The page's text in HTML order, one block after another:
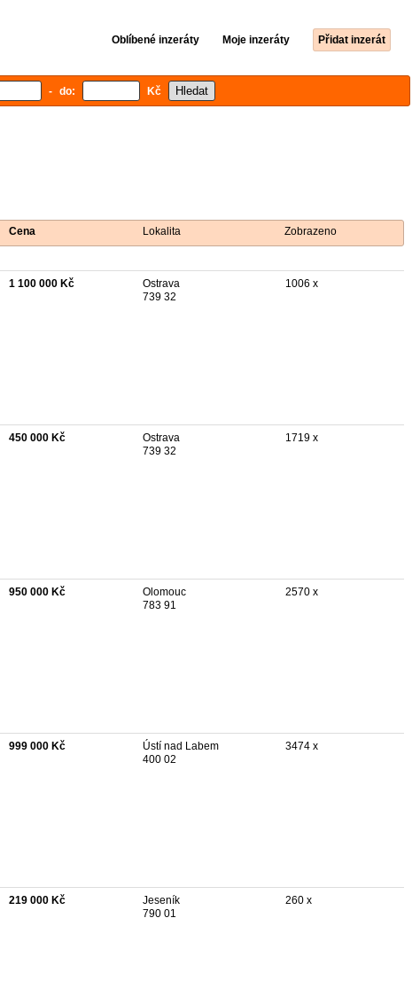
Oblíbené inzeráty Moje inzeráty Přidat inzerát
- do: Kč
Cena Lokalita Zobrazeno
1 100 000 Kč
Ostrava
739 32
1006 x
450 000 Kč
Ostrava
739 32
1719 x
950 000 Kč
Olomouc
783 91
2570 x
999 000 Kč
Ústí nad Labem
400 02
3474 x
219 000 Kč
Jeseník
790 01
260 x